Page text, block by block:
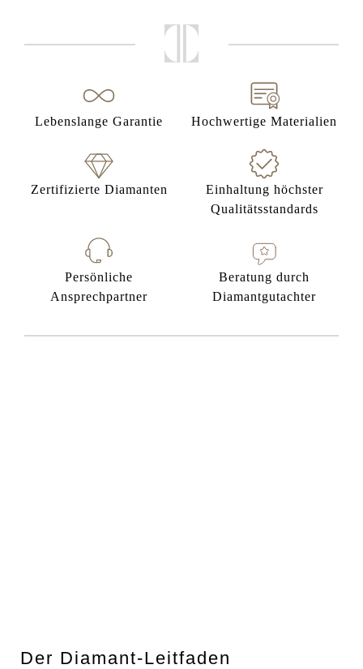
Lebenslange Garantie Hochwertige Materialien
Zertifizierte Diamanten
Einhaltung höchster
Qualitätsstandards
Persönliche
Ansprechpartner
Beratung durch
Diamantgutachter
Der Diamant-Leitfaden